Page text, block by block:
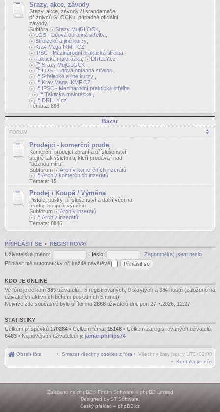
Srazy, akce, závody
Srazy, akce, závody či srandamače
příznivců GLOCKu, případně oficiální
závody.
Subfóra
Srazy MujGLOCK
LOS - Lidová obranná střelba
Střelecké a jiné kurzy
Krav Maga IKMF CZ
IPSC - Mezinárodní praktická střelba
Taktická malorážka
DRILLY.cz
Srazy MujGLOCK,
LOS - Lidová obranná střelba,
Střelecké a jiné kurzy,
Krav Maga IKMF CZ
IPSC - Mezinárodní praktická střelba
Taktická malorážka,
DRILLY.cz
Témata: 896
Bazar
FÓRUM
Prodejci - komerční prodej
Komerční prodejci zbraní a příslušenství,
stejně tak všichni ti, kteří prodávají nad
"běžnou míru".
Subfórum
Archív komerčních inzerátů
Archív komerčních inzerátů
Témata: 15
Prodej / Koupě / Výměna
Pistole, pušky, příslušenství a další věci na
prodej, koupi či výměnu.
Subfórum
Archív inzerátů
Archív inzerátů
Témata: 8846
PŘIHLÁSIT SE • REGISTROVAT
Uživatelské jméno:
Heslo:
Zapomněl(a) jsem heslo
Přihlásit mě automaticky při každé návštěvě
KDO JE ONLINE
Ve fóru je celkem 389 uživatelů :: 5 registrovaných, 0 skrytých a 384 hostů (založeno na
uživatelích aktivních během posledních 5 minut)
Nejvíce zde současně bylo přítomno 2868 uživatelů dne pon 27.7.2026, 12:27
STATISTIKY
Celkem příspěvků 170284 • Celkem témat 15148 • Celkem zaregistrovaných uživatelů
6483 • Nejnovějším uživatelem je jamariphillips74
Obsah fóra • Všechny časy jsou v UTC+02:00
• Smazat všechny cookies z fóra
• Kontaktujte nás
Založeno na phpBB® Forum Software © phpBB Limited
Designed by ST Software
Český překlad – phpBB.cz